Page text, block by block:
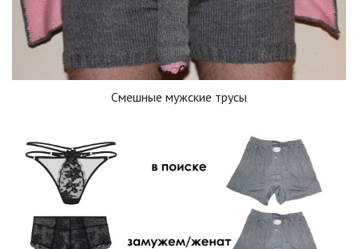
Смешные мужские трусы